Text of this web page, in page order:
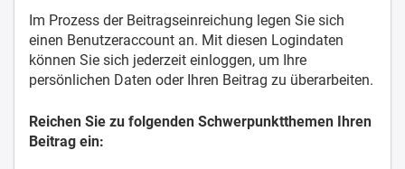
Im Prozess der Beitragseinreichung legen Sie sich
einen Benutzeraccount an. Mit diesen Logindaten
können Sie sich jederzeit einloggen, um Ihre
persönlichen Daten oder Ihren Beitrag zu überarbeiten.
Reichen Sie zu folgenden Schwerpunktthemen Ihren
Beitrag ein: